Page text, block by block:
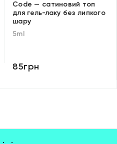
Code — сатиновий топ
для гель-лаку без липкого
шару
5ml
85грн